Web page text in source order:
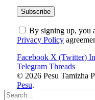
By signing up, you
Privacy Policy
Facebook X (Twitter)
Telegram Threads
© 2026 Pesu Tamizha
Pesu.